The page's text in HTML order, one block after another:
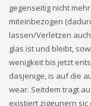
gegenseitig nicht
miteinbezogen
lassen/Verletzen
glas ist und bleibt,
wenigkeit bis jetzt
dasjenige, is auf die
wear. Seitdem tragt
existiert zigeunern